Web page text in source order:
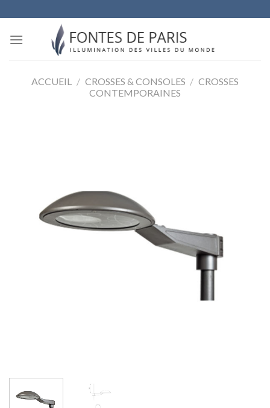
to
content
ACCUEIL / CROSSES & CONSOLES / CROSSES
CONTEMPORAINES